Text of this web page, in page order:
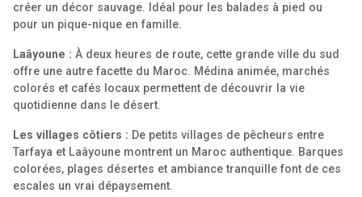
créer un décor sauvage. Idéal pour les balades à pied ou
pour un pique-nique en famille.
Laâyoune : À deux heures de route, cette grande ville du sud
offre une autre facette du Maroc. Médina animée, marchés
colorés et cafés locaux permettent de découvrir la vie
quotidienne dans le désert.
Les villages côtiers : De petits villages de pêcheurs entre
Tarfaya et Laâyoune montrent un Maroc authentique. Barques
colorées, plages désertes et ambiance tranquille font de ces
escales un vrai dépaysement.